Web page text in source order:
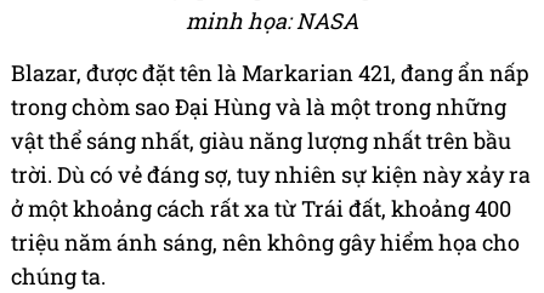
minh họa: NASA
Blazar, được đặt tên là Markarian 421, đang ẩn nấp
trong chòm sao Đại Hùng và là một trong những
vật thể sáng nhất, giàu năng lượng nhất trên bầu
trời. Dù có vẻ đáng sợ, tuy nhiên sự kiện này xảy ra
ở một khoảng cách rất xa từ Trái đất, khoảng 400
triệu năm ánh sáng, nên không gây hiểm họa cho
chúng ta.